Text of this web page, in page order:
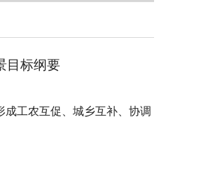
目标纲要
工农互促、城乡互补、协调